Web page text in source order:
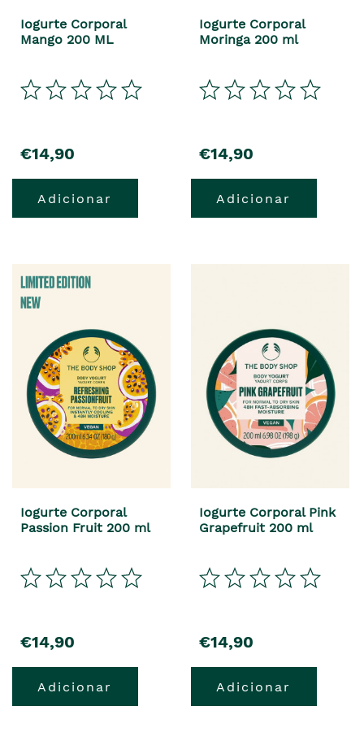
Iogurte Corporal
Mango 200 ML
€14,90
Adicionar
Iogurte Corporal
Moringa 200 ml
€14,90
Adicionar
Iogurte Corporal
Passion Fruit 200 ml
€14,90
Adicionar
Iogurte Corporal Pink
Grapefruit 200 ml
€14,90
Adicionar